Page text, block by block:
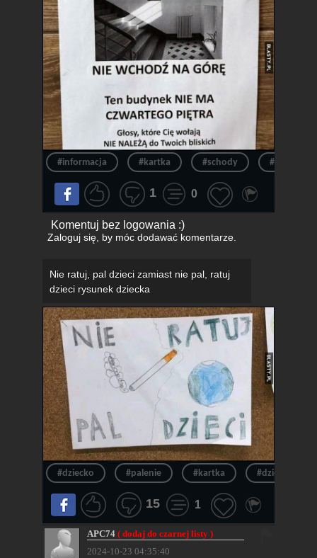
#informacja #kartka #schody
1 0
Komentuj bez logowania :)
Zaloguj się, by móc dodawać komentarze.
Nie ratuj, pal dzieci zamiast nie pal, ratuj
dzieci rysunek dziecka
#dziecko #palenie #kartka #dzieci
15 1
APC74( dodaj do czarnej listy )
2024-10-23 04:35:40